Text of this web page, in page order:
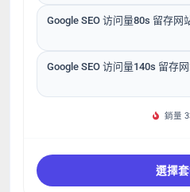
Google SEO 访问量80s 留存网
Google SEO 访问量140s 留存
銷量
選擇